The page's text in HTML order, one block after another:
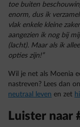
toe buiten
enorm, dus ik
vlak enkele kleine
aangezien ik nog bij
(lacht). Maar als ik
opties zijn!”
Wil je net als Moenia
nastreven? Lees dan
neutraal leven en zet
Luister naar